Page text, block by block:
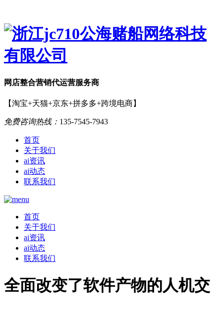
网店整合营销代运营服务商
【淘宝+天猫+京东+拼多多+跨境电商】
免费咨询热线： 135-7545-7943
首页
关于我们
ai资讯
ai动态
联系我们
首页
关于我们
ai资讯
ai动态
联系我们
全面改变了软件产物的人机交